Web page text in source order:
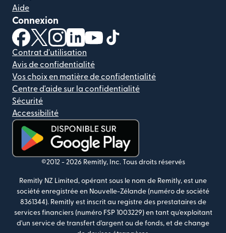
Aide
Connexion
(s'ouvre dans une nouvelle fenêtre)
(s'ouvre dans une nouvelle fenêtre)
(s'ouvre dans une nouvelle fenêtre)
(s'ouvre dans une nouvelle fenêtre)
(s'ouvre dans une nouvelle
Contrat d'utilisation
Avis de confidentialité
Vos choix en matière de confidentialité
Centre d'aide sur la confidentialité
Sécurité
Accessibilité
(s'ouvre dans une nouvelle fenêtre)
©2012 - 2026 Remitly, Inc. Tous droits réservés
Remitly NZ Limited, opérant sous le nom de Remitly, est une
société enregistrée en Nouvelle-Zélande (numéro de société
8361344). Remitly est inscrit au registre des prestataires de
services financiers (numéro FSP 1003229) en tant qu'exploitant
d'un service de transfert d'argent ou de fonds, et de change